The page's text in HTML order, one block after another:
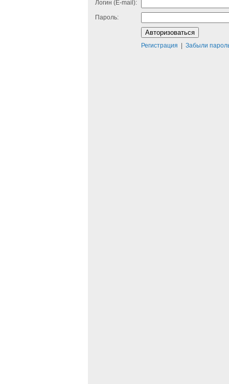
Логин (E-mail):
Пароль:
Регистрация Забыли